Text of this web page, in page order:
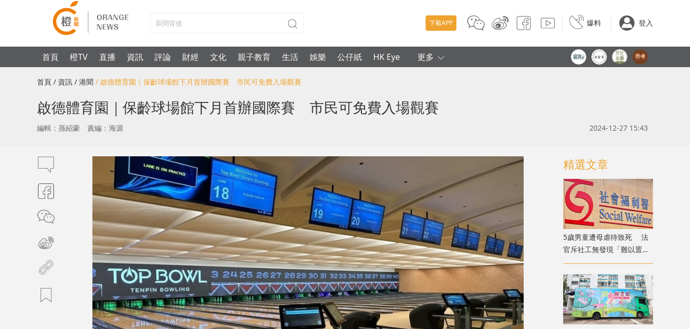
下載APP 爆料 登入
首頁 橙TV 直播 資訊 評論 財經 文化 親子教育 生活 娛樂 公仔紙 HK Eye 更多
首頁 / 資訊 / 港聞 / 啟德體育園｜保齡球場館下月首辦國際賽 市民可免費入場觀賽
啟德體育園｜保齡球場館下月首辦國際賽 市民可免費入場觀賽
編輯：孫紹豪 責編：海源 2024-12-27 15:43
精選文章
5歲男童遭母虐待致死 法
官斥社工無發現「難以置信
」 議員：全面檢討刻不容
緩